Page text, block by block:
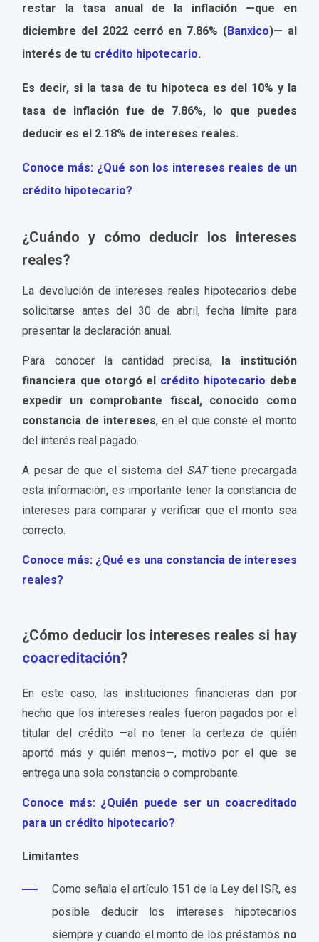
restar la tasa anual de la inflación —que en
diciembre del 2022 cerró en 7.86% (Banxico)— al
interés de tu crédito hipotecario.
Es decir, si la tasa de tu hipoteca es del 10% y la
tasa de inflación fue de 7.86%, lo que puedes
deducir es el 2.18% de intereses reales.
Conoce más: ¿Qué son los intereses reales de un
crédito hipotecario?
¿Cuándo y cómo deducir los intereses
reales?
La devolución de intereses reales hipotecarios debe
solicitarse antes del 30 de abril, fecha límite para
presentar la declaración anual.
Para conocer la cantidad precisa, la institución
financiera que otorgó el crédito hipotecario debe
expedir un comprobante fiscal, conocido como
constancia de intereses, en el que conste el monto
del interés real pagado.
A pesar de que el sistema del SATtiene precargada
esta información, es importante tener la constancia de
intereses para comparar y verificar que el monto sea
correcto.
Conoce más: ¿Qué es una constancia de intereses
reales?
¿Cómo deducir los intereses reales si hay
coacreditación?
En este caso, las instituciones financieras dan por
hecho que los intereses reales fueron pagados por el
titular del crédito —al no tener la certeza de quién
aportó más y quién menos—, motivo por el que se
entrega una sola constancia o comprobante.
Conoce más: ¿Quién puede ser un coacreditado
para un crédito hipotecario?
Limitantes
Como señala el artículo 151 de la Ley del ISR, es
posible deducir los intereses hipotecarios
siempre y cuando el monto de los préstamos no